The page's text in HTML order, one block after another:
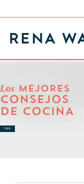
Los MEJORES
CONSEJOS
DE COCINA
TIPS